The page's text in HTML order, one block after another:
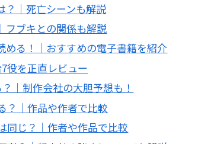
？｜死亡シーンも解説
フブキとの関係も解説
る！｜おすすめの電子書籍を紹介
役を正直レビュー
｜制作会社の大胆予想も！
？｜作品や作者で比較
同じ？｜作者や作品で比較